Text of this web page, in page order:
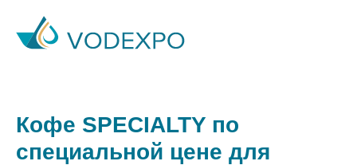
Кофе SPECIALTY по
специальной цене для